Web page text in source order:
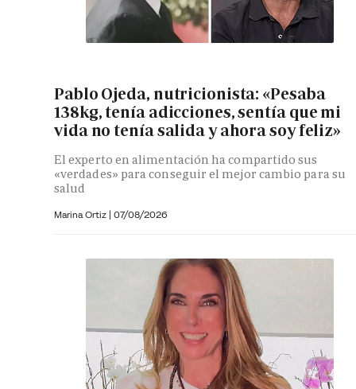
Pablo Ojeda, nutricionista: «Pesaba
138kg, tenía adicciones, sentía que mi
vida no tenía salida y ahora soy feliz»
El experto en alimentación ha compartido sus
«verdades» para conseguir el mejor cambio para su
salud
Marina Ortiz | 07/08/2026